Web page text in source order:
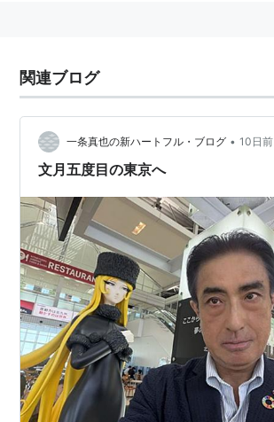
関連ブログ
一条真也の新ハートフル・ブログ • 10日前
文月五度目の東京へ